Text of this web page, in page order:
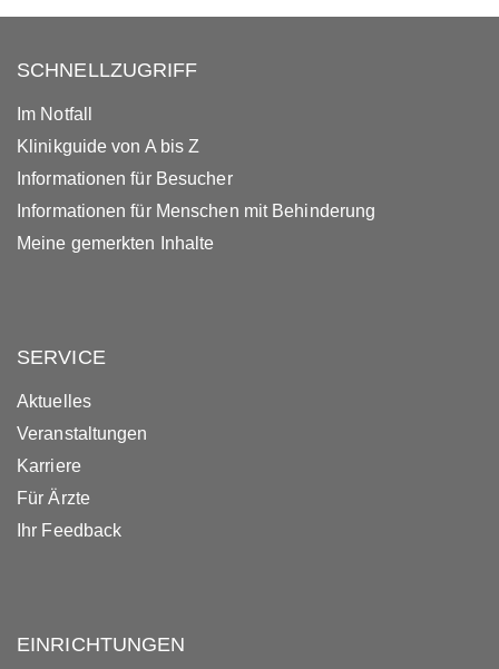
SCHNELLZUGRIFF
Im Notfall
Klinikguide von A bis Z
Informationen für Besucher
Informationen für Menschen mit Behinderung
Meine gemerkten Inhalte
SERVICE
Aktuelles
Veranstaltungen
Karriere
Für Ärzte
Ihr Feedback
EINRICHTUNGEN